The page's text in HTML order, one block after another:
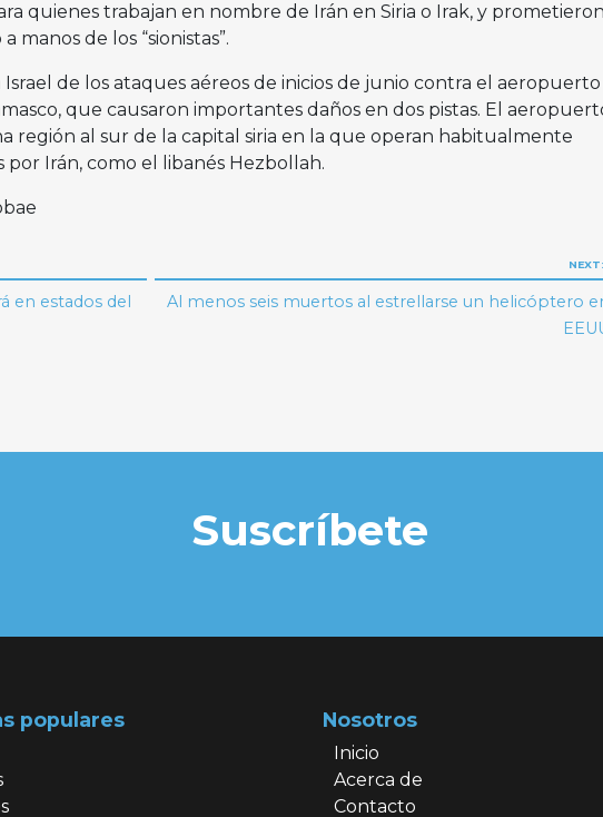
quienes trabajan en nombre de Irán en Siria o Irak, y prometieron
manos de los “sionistas”.
de los ataques aéreos de inicios de junio contra el aeropuerto
que causaron importantes daños en dos pistas. El
región al sur de la capital siria en la que operan habitualmente
Irán, como el libanés Hezbollah.
en estados del
NEXT:
Al menos seis muertos al estrellarse un helicóptero
Suscríbete
populares Nosotros
Inicio
Acerca de
Contacto